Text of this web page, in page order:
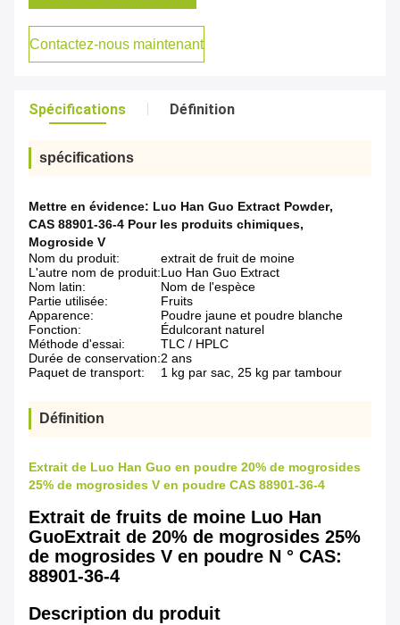
Contactez-nous maintenant
Spécifications Définition
spécifications
Mettre en évidence: Luo Han Guo Extract Powder,
CAS 88901-36-4 Pour les produits chimiques,
Mogroside V
Nom du produit:
extrait de fruit de moine
L'autre nom de produit:Luo Han Guo Extract
Nom latin:
Nom de l'espèce
Partie utilisée:
Fruits
Apparence:
Poudre jaune et poudre blanche
Fonction:
Édulcorant naturel
Méthode d'essai:
TLC / HPLC
Durée de conservation:2 ans
Paquet de transport:
1 kg par sac, 25 kg par tambour
Définition
Extrait de Luo Han Guo en poudre 20% de mogrosides
25% de mogrosides V en poudre CAS 88901-36-4
Extrait de fruits de moine Luo Han
GuoExtrait de 20% de mogrosides 25%
de mogrosides V en poudre N ° CAS:
88901-36-4
Description du produit